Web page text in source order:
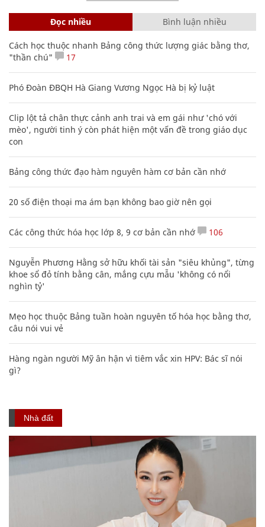
Đọc nhiều Bình luận nhiều
Cách học thuộc nhanh Bảng công thức lượng giác bằng thơ,
"thần chú"
17
Phó Đoàn ĐBQH Hà Giang Vương Ngọc Hà bị kỷ luật
Clip lột tả chân thực cảnh anh trai và em gái như 'chó với
mèo', người tinh ý còn phát hiện một vấn đề trong giáo dục
con
Bảng công thức đạo hàm nguyên hàm cơ bản cần nhớ
20 số điện thoại ma ám bạn không bao giờ nên gọi
Các công thức hóa học lớp 8, 9 cơ bản cần nhớ 106
Nguyễn Phương Hằng sở hữu khối tài sản "siêu khủng", từng
khoe sổ đỏ tính bằng cân, mắng cựu mẫu 'không có nổi
nghìn tỷ'
Mẹo học thuộc Bảng tuần hoàn nguyên tố hóa học bằng thơ,
câu nói vui vẻ
Hàng ngàn người Mỹ ân hận vì tiêm vắc xin HPV: Bác sĩ nói
gì?
Nhà đất